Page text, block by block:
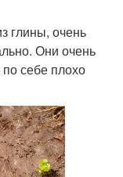
почва
глины, очень
Они очень
себе плохо